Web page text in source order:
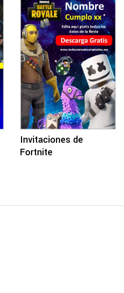
Invitaciones de
Fortnite